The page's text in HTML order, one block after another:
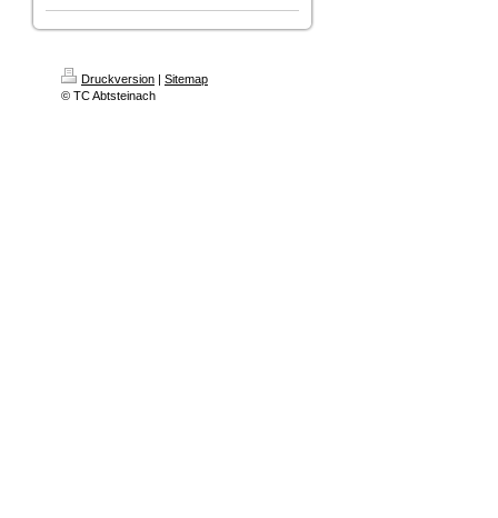
Druckversion | Sitemap
© TC Abtsteinach